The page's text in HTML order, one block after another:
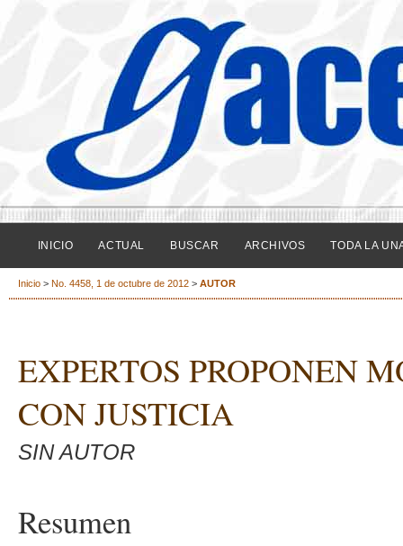
INICIO ACTUAL BUSCAR ARCHIVOS TODA LA
Inicio > No. 4458, 1 de octubre de 2012 > AUTOR
EXPERTOS PROPONEN
CON JUSTICIA
SIN AUTOR
Resumen